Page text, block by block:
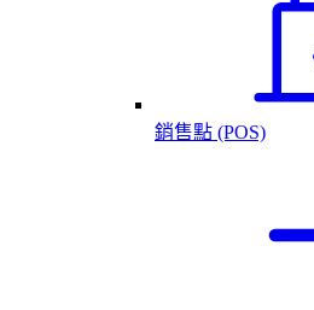
銷售點 (POS)